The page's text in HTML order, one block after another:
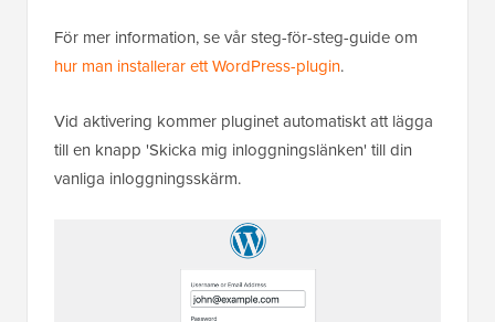
För mer information, se vår steg-för-steg-guide om
hur man installerar ett WordPress-plugin.
Vid aktivering kommer pluginet automatiskt att lägga
till en knapp 'Skicka mig inloggningslänken' till din
vanliga inloggningsskärm.